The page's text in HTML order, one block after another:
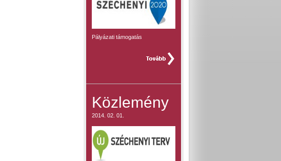
Pályázati támogatás
Közlemény
2014. 02. 01.